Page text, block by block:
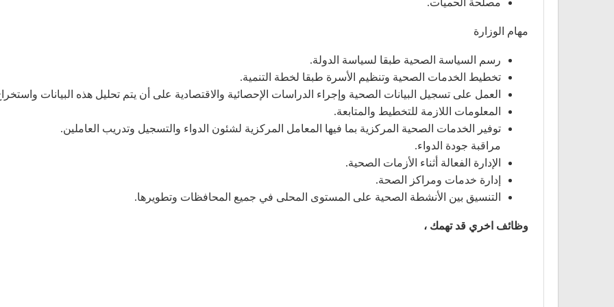
مصلحة الحميات.
مهام الوزارة
رسم السياسة الصحية طبقا لسياسة الدولة.
تخطيط الخدمات الصحية وتنظيم الأسرة طبقا لخطة التنمية.
العمل على تسجيل البيانات الصحية وإجراء الدراسات الإحصائية والاقتصادية على أن يتم تحليل هذه البيانات
المعلومات اللازمة للتخطيط والمتابعة.
توفير الخدمات الصحية المركزية بما فيها المعامل المركزية لشئون الدواء والتسجيل وتدريب العاملين.
مراقبة جودة الدواء.
الإدارة الفعالة أثناء الأزمات الصحية.
إدارة خدمات ومراكز الصحة.
التنسيق بين الأنشطة الصحية على المستوى المحلى في جميع المحافظات وتطويرها.
وظائف اخري قد تهمك ،